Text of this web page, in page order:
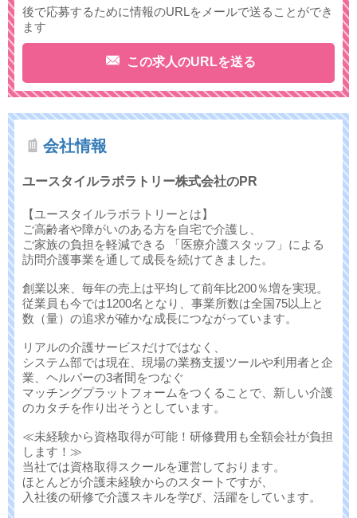
後で応募するために情報のURLをメールで送ることができ
ます
この求人のURLを送る
会社情報
ユースタイルラボラトリー株式会社のPR
【ユースタイルラボラトリーとは】
ご高齢者や障がいのある方を自宅で介護し、
ご家族の負担を軽減できる 「医療介護スタッフ」による
訪問介護事業を通して成長を続けてきました。
創業以来、毎年の売上は平均して前年比200％増を実現。
従業員も今では1200名となり、事業所数は全国75以上と
数（量）の追求が確かな成長につながっています。
リアルの介護サービスだけではなく、
システム部では現在、現場の業務支援ツールや利用者と企
業、ヘルパーの3者間をつなぐ
マッチングプラットフォームをつくることで、新しい介護
のカタチを作り出そうとしています。
≪未経験から資格取得が可能！研修費用も全額会社が負担
します！≫
当社では資格取得スクールを運営しております。
ほとんどが介護未経験からのスタートですが、
入社後の研修で介護スキルを学び、活躍をしています。